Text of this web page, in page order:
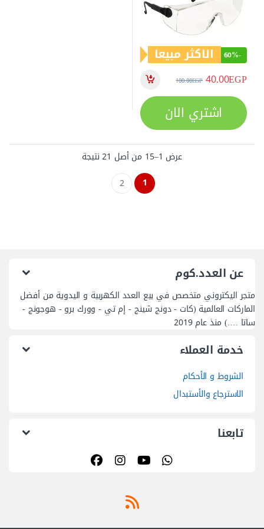
-
60% الاكثر مبيعا
40.00EGP
100.00EGP
اشتري الان
عرض 1–15 من أصل 21 نتيجة
1
2
عن العدد.كوم
متجر اليكتروني متخصص في بيع العدد الكهربية و اليدوية من أفضل
الماركات العالمية (كات - دونج شينج - إم تي - وورك برو - هوجونج -
ساتا ….) منذ عام 2019
خدمة العملاء
الشروط و الأحكام
الاسترجاع والأستبدال
تابعنا